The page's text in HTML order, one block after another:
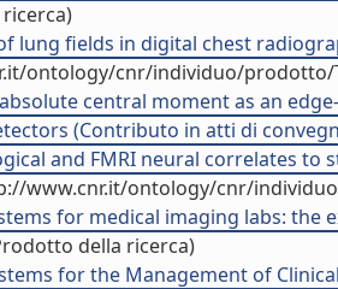
lung fields in digital chest
ontology/cnr/individuo/prodotto/
central moment as an
(Contributo in atti di
and FMRI neural correlates
www.cnr.it/ontology/cnr/
for medical imaging labs: the
della ricerca)
for the Management of